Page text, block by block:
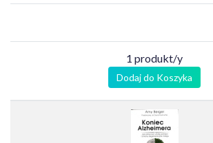
1 produkt/y
Dodaj do Koszyka